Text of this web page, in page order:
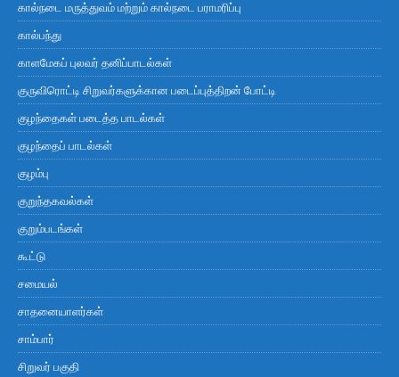
கால்நடை மருத்துவம் மற்றும் கால்நடை பராமரிப்பு
கால்பந்து
காளமேகப் புலவர் தனிப்பாடல்கள்
குருவிரொட்டி சிறுவர்களுக்கான படைப்புத்திறன் போட்டி
குழந்தைகள் படைத்த பாடல்கள்
குழந்தைப் பாடல்கள்
குழம்பு
குறுந்தகவல்கள்
குறும்படங்கள்
கூட்டு
சமையல்
சாதனையாளர்கள்
சாம்பார்
சிறுவர் பகுதி